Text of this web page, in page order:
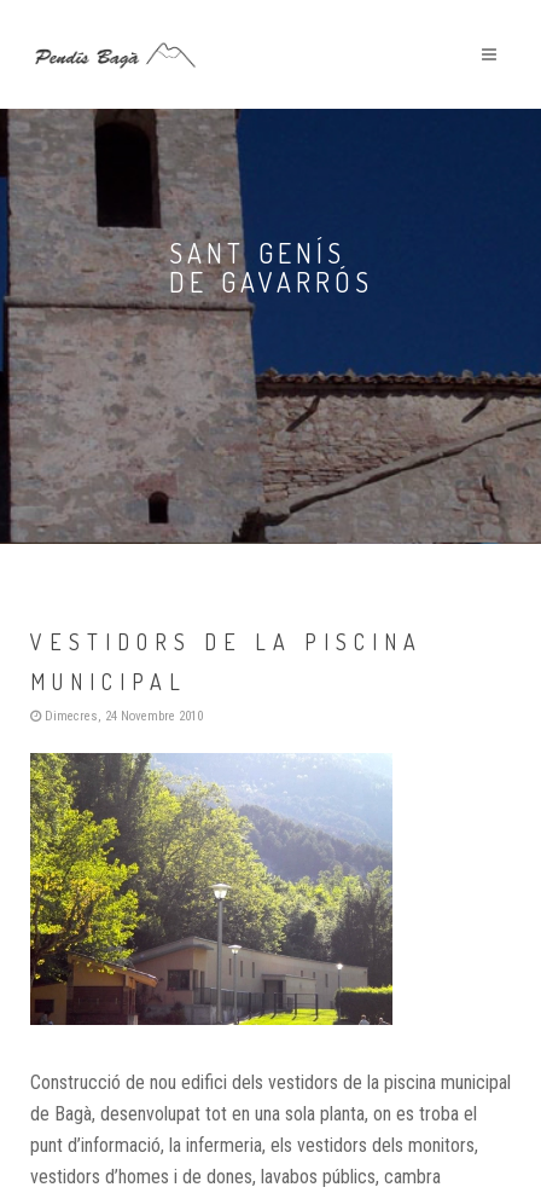
SANT GENÍS
DE GAVARRÓS
VESTIDORS DE LA PISCINA
MUNICIPAL
Dimecres, 24 Novembre 2010
Construcció de nou edifici dels vestidors de la piscina municipal
de Bagà, desenvolupat tot en una sola planta, on es troba el
punt d’informació, la infermeria, els vestidors dels monitors,
vestidors d’homes i de dones, lavabos públics, cambra